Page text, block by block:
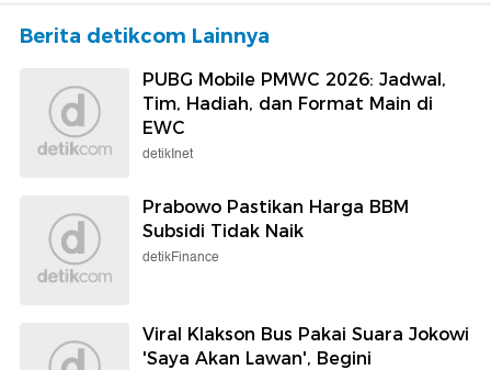
Berita detikcom Lainnya
PUBG Mobile PMWC 2026: Jadwal,
Tim, Hadiah, dan Format Main di
EWC
detikInet
Prabowo Pastikan Harga BBM
Subsidi Tidak Naik
detikFinance
Viral Klakson Bus Pakai Suara Jokowi
'Saya Akan Lawan', Begini